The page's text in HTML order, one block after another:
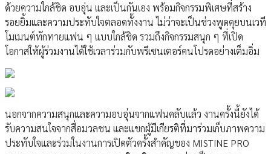
ด้วยความใกล้ชิด อบอุ่น และเป็นกันเอง พร้อมกิจกรรมพิเศษที่สร้าง
รอยยิ้มและความประทับใจตลอดทั้งงาน ไม่ว่าจะเป็นช่วงพูดคุยบนเวที
โมเมนต์ทักทายแฟน ๆ แบบใกล้ชิด รวมถึงกิจกรรมสนุก ๆ ที่เปิด
โอกาสให้ผู้ร่วมงานได้ใช้เวลาร่วมกับพรีเซนเตอร์คนโปรดอย่างเต็มอิ่ม
นอกจากความสนุกและความอบอุ่นจากแฟนคลับแล้ว งานครั้งนี้ยังได้
รับความสนใจจากสื่อมวลชน และแขกผู้มีเกียรติที่มาร่วมเก็บภาพความ
ประทับใจและร่วมในงานการเปิดตัวครั้งสำคัญของ MISTINE PRO